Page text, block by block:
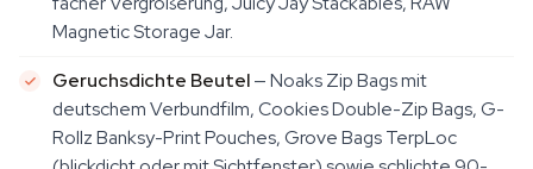
Magnetic Storage Jar.
Geruchsdichte Beutel— Noaks Zip Bags mit
deutschem Verbundfilm, Cookies Double-Zip Bags, G-
Rollz Banksy-Print Pouches, Grove Bags TerpLoc